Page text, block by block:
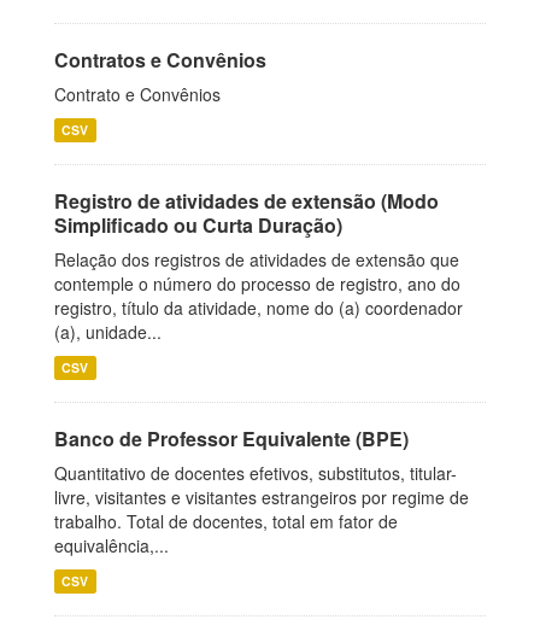
Contratos e Convênios
Contrato e Convênios
CSV
Registro de atividades de extensão (Modo
Simplificado ou Curta Duração)
Relação dos registros de atividades de extensão que
contemple o número do processo de registro, ano do
registro, título da atividade, nome do (a) coordenador
(a), unidade...
CSV
Banco de Professor Equivalente (BPE)
Quantitativo de docentes efetivos, substitutos, titular-
livre, visitantes e visitantes estrangeiros por regime de
trabalho. Total de docentes, total em fator de
equivalência,...
CSV